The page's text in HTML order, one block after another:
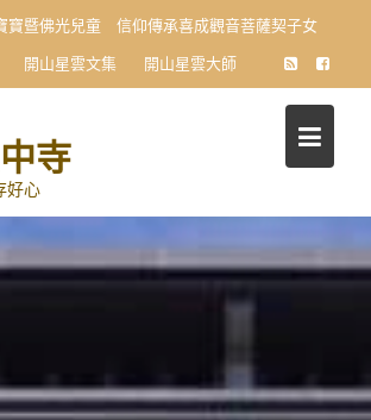
寶暨佛光兒童 信仰傳承喜成觀音菩薩契子女
開山星雲文集 開山星雲大師
寺
好心